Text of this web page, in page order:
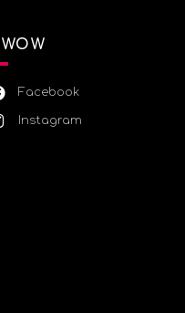
Facebook
Instagram